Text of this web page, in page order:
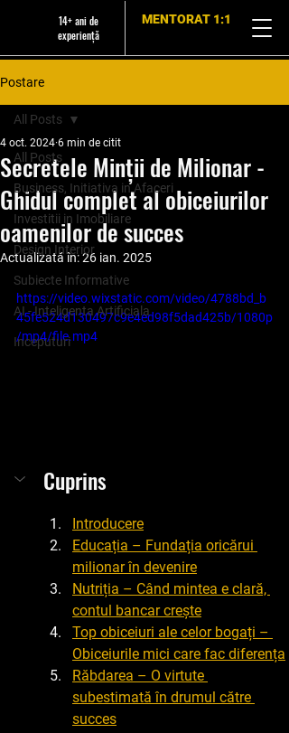
14+ ani de
experiență
MENTORAT 1:1
Postare
All Posts
Business, Initiativa in Afaceri
Investitii in Imobiliare
Design Interior
Subiecte Informative
AI - Inteligenta Artificiala
Inceputuri
All Posts
Secretele Minții de Milionar -
Ghidul complet al obiceiurilor
oamenilor de succes
4 oct. 2024 6 min de citit
Actualizată în:26 ian. 2025
https://video.wixstatic.com/video/4788bd_b
45fe524d130497c9e4ed98f5dad425b/1080p
/mp4/file.mp4
Cuprins
Introducere
Educația – Fundația oricărui
milionar în devenire
Nutriția – Când mintea e clară,
contul bancar crește
Top obiceiuri ale celor bogați –
Obiceiurile mici care fac diferența
Răbdarea – O virtute
subestimată în drumul către
succes